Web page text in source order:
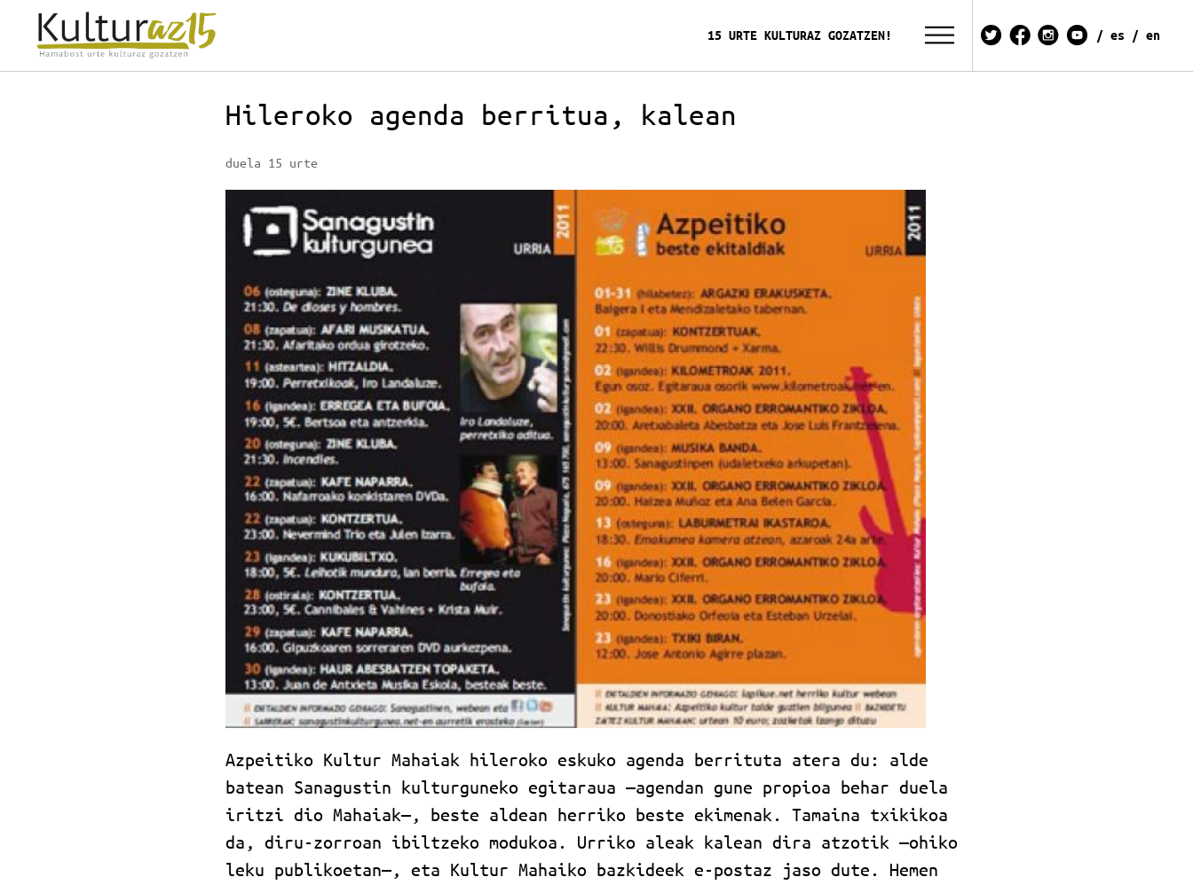
15 URTE KULTURAZ GOZATZEN! es en
Hileroko agenda berritua, kalean
duela 15 urte
Azpeitiko Kultur Mahaiak hileroko eskuko agenda berrituta atera du: alde
batean Sanagustin kulturguneko egitaraua —agendan gune propioa behar duela
iritzi dio Mahaiak—, beste aldean herriko beste ekimenak. Tamaina txikikoa
da, diru-zorroan ibiltzeko modukoa. Urriko aleak kalean dira atzotik —ohiko
leku publikoetan—, eta Kultur Mahaiko bazkideek e-postaz jaso dute. Hemen